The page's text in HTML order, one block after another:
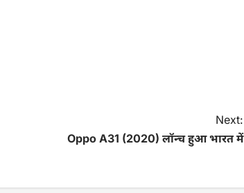
Next:
Oppo A31 (2020) लॉन्च हुआ भारत में